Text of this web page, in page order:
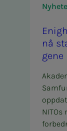
nå
ge­­­ne